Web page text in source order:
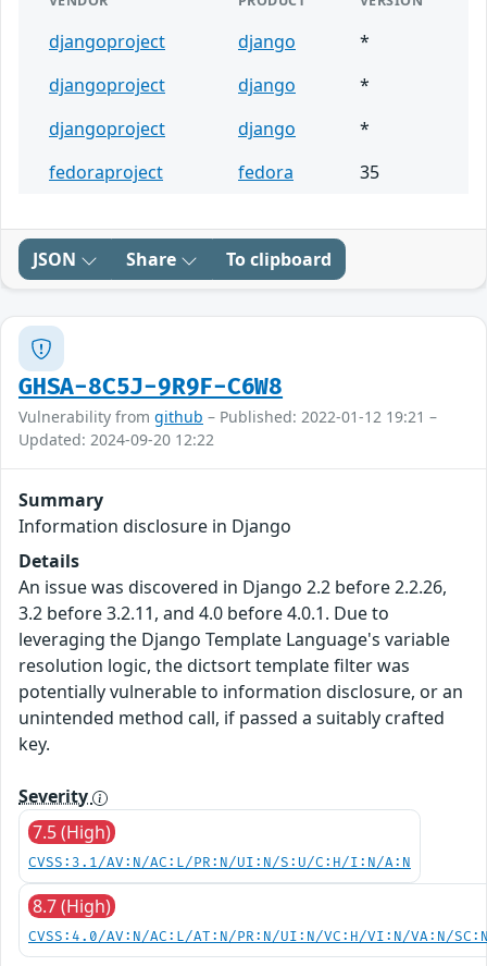
djangoproject django
*
djangoproject
django
*
djangoproject
django
*
fedoraproject
fedora 35
JSON Share To clipboard
GHSA-8C5J-9R9F-C6W8
Vulnerability from github – Published: 2022-01-12 19:21 –
Updated: 2024-09-20 12:22
Summary
Information disclosure in Django
Details
An issue was discovered in Django 2.2 before 2.2.26,
3.2 before 3.2.11, and 4.0 before 4.0.1. Due to
leveraging the Django Template Language's variable
resolution logic, the dictsort template filter was
potentially vulnerable to information disclosure, or an
unintended method call, if passed a suitably crafted
key.
Severity
7.5 (High)
CVSS:3.1/AV:N/AC:L/PR:N/UI:N/S:U/C:H/I:N/A:N
8.7 (High)
CVSS:4.0/AV:N/AC:L/AT:N/PR:N/UI:N/VC:H/VI:N/VA:N/